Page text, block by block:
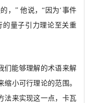
，” 他说，“因为‘事件
的量子引力理论至关重
们能够理解的术语来解
小可行理论的范围。
法来实现这一点，卡瓦